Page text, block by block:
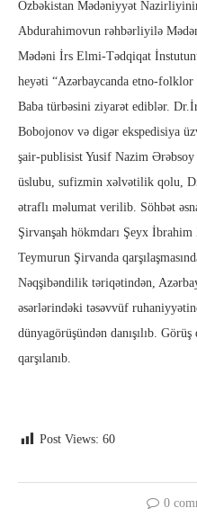
Özbəkistan Mədəniyyət
Abdurahimovun rəhbərliyilə
Mədəni İrs Elmi-Tədqiqat
heyəti “Azərbaycanda etno-
Baba türbəsini ziyarət ediblər.
Bobojonov və digər ekspedisiya
şair-publisist Yusif Nazim Ərəbsoy
üslubu, sufizmin xəlvətilik qolu,
ətraflı məlumat verilib. Söhbət
Şirvanşah hökmdarı Şeyx
Teymurun Şirvanda
Nəqşibəndilik təriqətindən,
əsərlərindəki təsəvvüf
dünyagörüşündən danışılıb.
qarşılanıb.
Post Views: 60
0